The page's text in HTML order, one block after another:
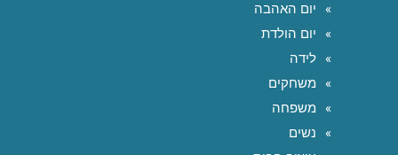
יום האהבה
יום הולדת
לידה
משחקים
משפחה
נשים